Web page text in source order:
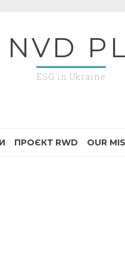
NVD
ESG in Ukraine
ПРОЄКТ RWD OUR